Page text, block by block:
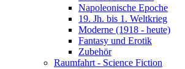
Napoleonische Epoche
19. Jh. bis 1. Weltkrieg
Moderne (1918 - heute)
Fantasy und Erotik
Zubehör
Raumfahrt - Science Fiction